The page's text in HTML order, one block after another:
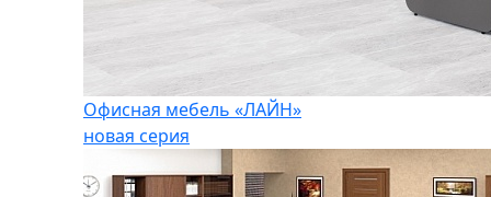
Офисная мебель «ЛАЙН»
новая серия